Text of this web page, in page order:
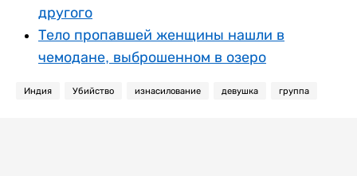
другого
Тело пропавшей женщины нашли в
чемодане, выброшенном в озеро
Индия Убийство изнасилование девушка группа